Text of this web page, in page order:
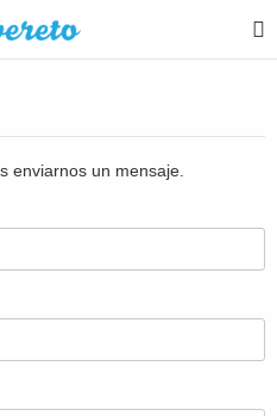
enviarnos un mensaje.